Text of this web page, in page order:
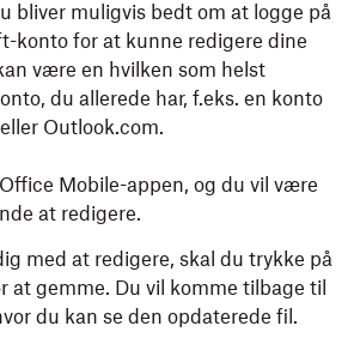
bliver muligvis bedt om at logge på
konto for at kunne redigere dine
være en hvilken som helst
du allerede har, f.eks. en konto
Outlook.com.
Mobile-appen, og du vil være
at redigere.
med at redigere, skal du trykke på
at gemme. Du vil komme tilbage til
du kan se den opdaterede fil.